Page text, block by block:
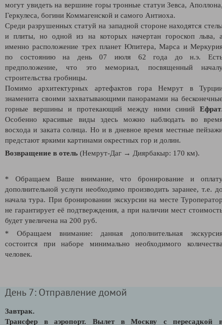
могут увидеть на вершине горы тронные статуи Зевса,
Геркулеса, богини Коммагенской и самого Антиоха.
Среди разрушенных статуй на западной стороне находятся
и плиты, но одной из на которых начертан гороскоп льва,
именно расположение трех планет Юпитера, Марса и
по состоянию на день 07 июля 62 года до н.э.
предположение, что это мемориал, посвященный
строительства гробницы.
Помимо архитектурных артефактов гора Немрут в
знаменита своими захватывающими панорамами на
горные вершины и протекающий между ними синий Ефрат
Особенно красивые виды здесь можно наблюдать во
восхода и заката солнца. Но и в дневное время местные
предстают яркими картинами окрестных гор и долин.
Возвращение в отель (Немрут-Даг → Диярбакыр: 170 км).
* Обращаем Ваше внимание, что бронирование и
дополнительной услуги необходимо производить заранее, т.е.
начала тура. При бронировании экскурсии на месте
не гарантирует её подтверждения, а при наличии мест
будет увеличена на 200 руб.
* Обращаем внимание: данная дополнительная
состоится при наборе минимально необходимого
человек.
День 7: Отправление домой
Завтрак.
Трансфер в аэропорт. Вылет в Москву с пересадкой